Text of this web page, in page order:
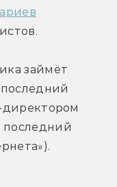
займёт
директором
последний